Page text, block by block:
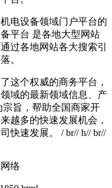
电设备领域门户平台的
平台 是各地大型网站
过各地网站各大搜索引
。
这个权威的商务平台，
域的最新领域信息、产
旨，帮助全国商家开
越多的快速发展机会，
快速发展。 / br// h// br//
络